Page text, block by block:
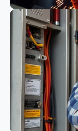
Schweißen